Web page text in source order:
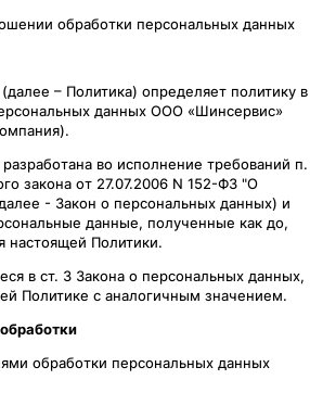
обработки персональных данных
– Политика) определяет политику в
данных ООО «Шинсервис»
во исполнение требований п.
закона от 27.07.2006 N 152-ФЗ "О
- Закон о персональных данных) и
данные, полученные как до,
настоящей Политики.
в ст. 3 Закона о персональных данных,
Политике с аналогичным значением.
обработки персональных данных